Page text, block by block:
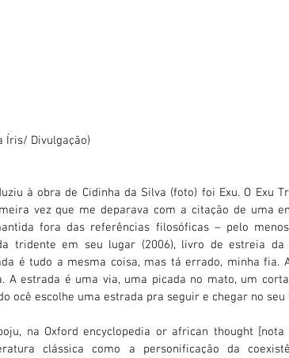
Íris/ Divulgação)
à obra de Cidinha da Silva (foto) foi Exu. O Exu
vez que me deparava com a citação de uma
fora das referências filosóficas – pelo
tridente em seu lugar (2006), livro de estreia da
é tudo a mesma coisa, mas tá errado, minha fia.
A estrada é uma via, uma picada no mato, um
ocê escolhe uma estrada pra seguir e chegar no seu
na Oxford encyclopedia or african thought
clássica como a personificação da